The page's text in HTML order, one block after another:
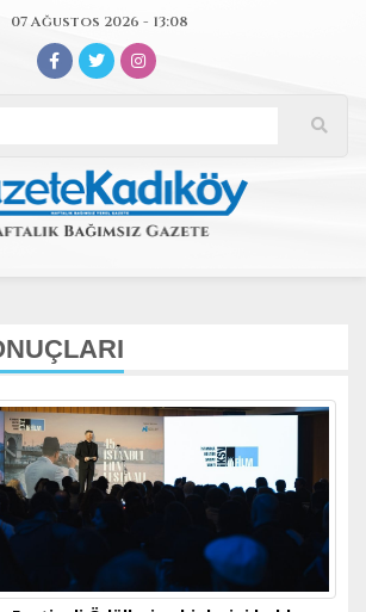
07 Ağustos 2026 - 13:08